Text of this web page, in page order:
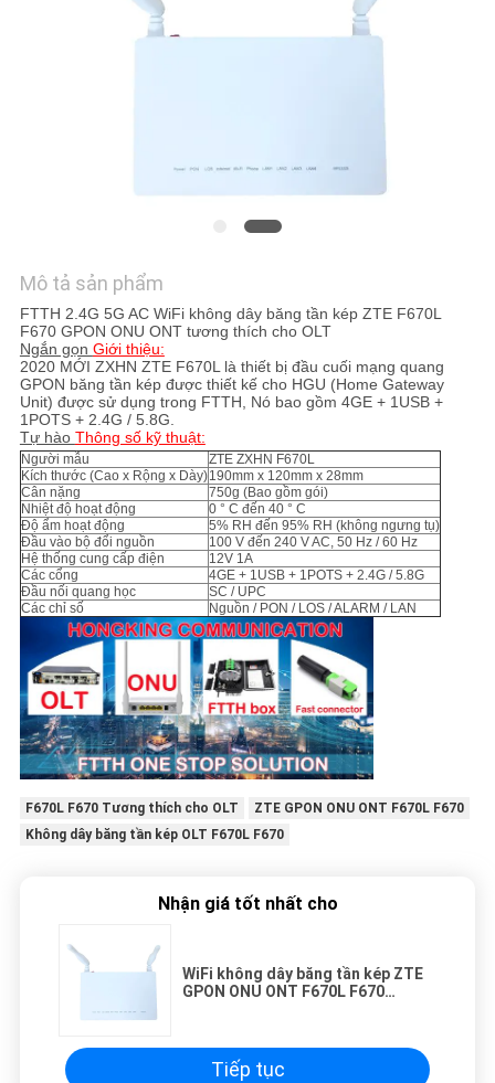
WEB
PRIVACY
POLICY
Mô tả sản phẩm
FTTH 2.4G 5G AC WiFi không dây băng tần kép ZTE F670L
F670 GPON ONU ONT tương thích cho OLT
Ngắn gọn Giới thiệu:
2020 MỚI ZXHN ZTE F670Llà thiết bị đầu cuối mạng quang
GPON băng tần kép được thiết kế cho HGU (Home Gateway
Unit) được sử dụng trong FTTH, Nó bao gồm 4GE + 1USB +
1POTS + 2.4G / 5.8G.
Tự hào Thông số kỹ thuật:
Người mẫu
ZTE ZXHN F670L
Kích thước (Cao x Rộng x Dày)190mm x 120mm x 28mm
Cân nặng
750g (Bao gồm gói)
Nhiệt độ hoạt động
0 ° C đến 40 ° C
Độ ẩm hoạt động
5% RH đến 95% RH (không ngưng tụ)
Đầu vào bộ đổi nguồn
100 V đến 240 V AC, 50 Hz / 60 Hz
Hệ thống cung cấp điện
12V 1A
Các cổng
4GE + 1USB + 1POTS + 2.4G / 5.8G
Đầu nối quang học
SC / UPC
Các chỉ số
Nguồn / PON / LOS / ALARM / LAN
F670L F670 Tương thích cho OLT
ZTE GPON ONU ONT F670L F670
Không dây băng tần kép OLT F670L F670
Nhận giá tốt nhất cho
WiFi không dây băng tần kép ZTE
GPON ONU ONT F670L F670
Tiếp tục